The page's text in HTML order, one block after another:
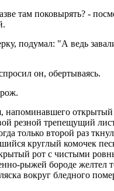
там поковырять? -
подумал: "А ведь
он, обертываясь.
напоминавшего
резной трепещущий
только второй раз
круглый комочек
рот с чистыми
рыжей бороде желтел
вокруг бледного